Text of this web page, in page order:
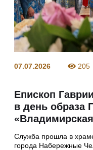
07.07.2026 205
Епископ
в день образа
Служба прошла в
города Набережные